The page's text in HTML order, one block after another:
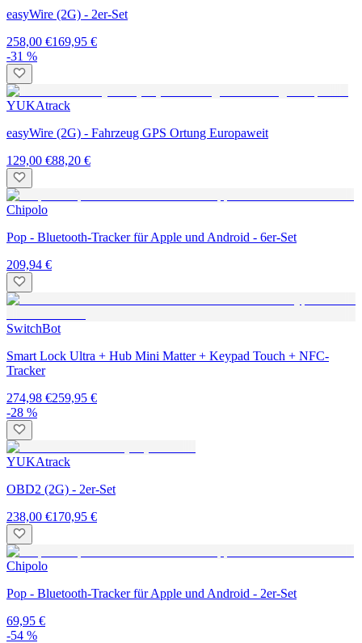
easyWire (2G) - 2er-Set
258,00 €169,95 €
-31 %
YUKAtrack
easyWire (2G) - Fahrzeug GPS Ortung Europaweit
129,00 €88,20 €
Chipolo
Pop - Bluetooth-Tracker für Apple und Android - 6er-Set
209,94 €
SwitchBot
Smart Lock Ultra + Hub Mini Matter + Keypad Touch + NFC-
Tracker
274,98 €259,95 €
-28 %
YUKAtrack
OBD2 (2G) - 2er-Set
238,00 €170,95 €
Chipolo
Pop - Bluetooth-Tracker für Apple und Android - 2er-Set
69,95 €
-54 %